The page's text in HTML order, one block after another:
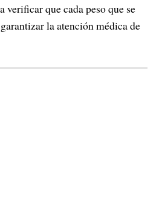
verificar que cada peso que se
la atención médica de